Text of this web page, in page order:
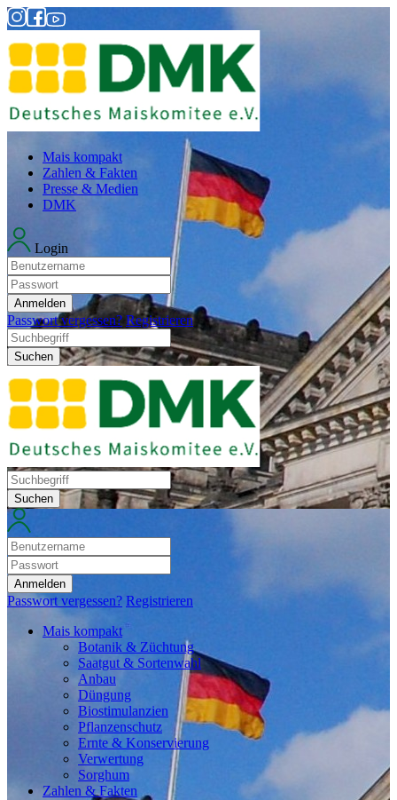
Mais kompakt
Zahlen & Fakten
Presse & Medien
DMK
Login
Anmelden
Passwort vergessen? Registrieren
Suchen
Suchen
Anmelden
Passwort vergessen? Registrieren
Mais kompakt
Botanik & Züchtung
Saatgut & Sortenwahl
Anbau
Düngung
Biostimulanzien
Pflanzenschutz
Ernte & Konservierung
Verwertung
Sorghum
Zahlen & Fakten